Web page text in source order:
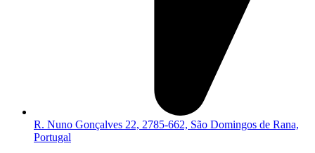
R. Nuno Gonçalves 22, 2785-662, São Domingos de Rana,
Portugal